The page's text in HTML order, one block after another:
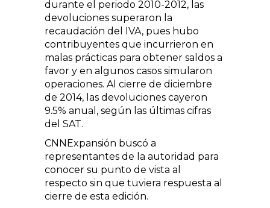
durante el periodo 2010-2012, las
devoluciones superaron la
recaudación del IVA, pues hubo
contribuyentes que incurrieron en
malas prácticas para obtener saldos a
favor y en algunos casos simularon
operaciones. Al cierre de diciembre
de 2014, las devoluciones cayeron
9.5% anual, según las últimas cifras
del SAT.
CNNExpansión buscó a
representantes de la autoridad para
conocer su punto de vista al
respecto sin que tuviera respuesta al
cierre de esta edición.